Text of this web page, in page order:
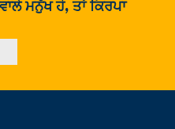
ਮਨੁੱਖ ਹੋ, ਤਾਂ ਕਿਰਪਾ